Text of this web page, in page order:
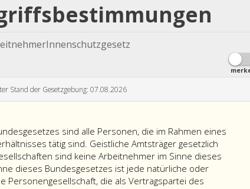
Stand der Gesetzgebung: 07.08.2026
sind alle Personen, die im Rahmen eines
tätig sind. Geistliche Amtsträger gesetzlich
sind keine Arbeitnehmer im Sinne dieses
dieses Bundesgesetzes ist jede natürliche oder
Personengesellschaft, die als Vertragspartei des